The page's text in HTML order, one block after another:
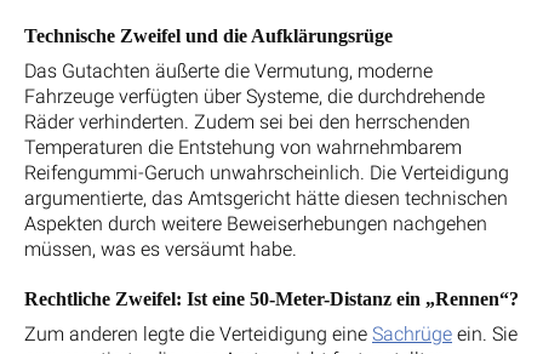
Technische Zweifel und die Aufklärungsrüge
Das Gutachten äußerte die Vermutung, moderne
Fahrzeuge verfügten über Systeme, die durchdrehende
Räder verhinderten. Zudem sei bei den herrschenden
Temperaturen die Entstehung von wahrnehmbarem
Reifengummi-Geruch unwahrscheinlich. Die Verteidigung
argumentierte, das Amtsgericht hätte diesen technischen
Aspekten durch weitere Beweiserhebungen nachgehen
müssen, was es versäumt habe.
Rechtliche Zweifel: Ist eine 50-Meter-Distanz ein „Rennen“?
Zum anderen legte die Verteidigung eine Sachrüge ein. Sie